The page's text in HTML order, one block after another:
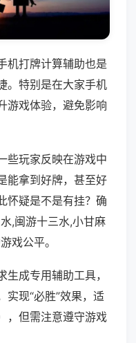
机打牌计算辅助也是
。特别是在大家手机
游戏体验，避免影响
些玩家反映在游戏中
能拿到好牌，甚至好
怀疑是不是有挂？确
,闽游十三水,小甘麻
戏公平。
成专用辅助工具，
实现“必胜”效果，适
，但需注意遵守游戏